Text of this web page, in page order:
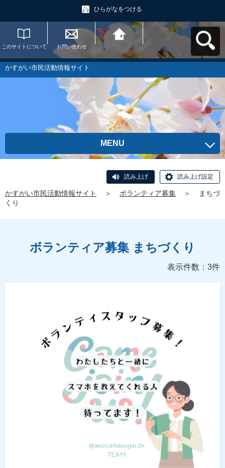
ひらがなをつける
このサイトについて お問い合わせ
かすがい市民活動情
報サイトへ戻る
かすがい市民活動情報サイト
MENU
読み上げ 読み上げ設定
かすがい市民活動情報サイト ＞ ボランティア募集 ＞
まちづ
くり
ボランティア募集 まちづくり
表示件数：3件